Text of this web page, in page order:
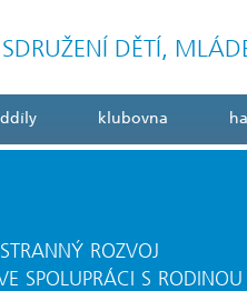
SDRUŽENÍ DĚTÍ,
klubovna
ROZVOJ
SPOLUPRÁCI S RODINOU